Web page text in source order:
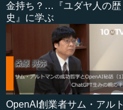
金持ち？…『ユダヤ人の歴
史』に学ぶ
OpenAI創業者サム・アルト